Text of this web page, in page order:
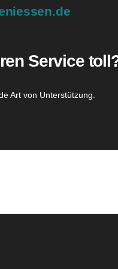
Service
Art von Unterstützung.